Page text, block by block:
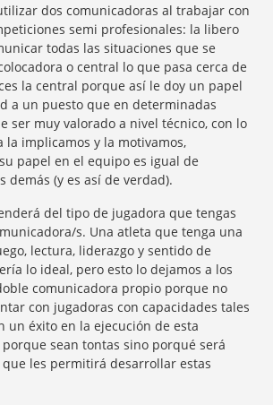
dos comunicadoras al trabajar con
semi profesionales: la libero
todas las situaciones que se
o central lo que pasa cerca de
la central porque así le doy un papel
a un puesto que en determinadas
ser muy valorado a nivel técnico, con lo
la implicamos y la motivamos,
papel en el equipo es igual de
demás (y es así de verdad).
del tipo de jugadora que tengas
s. Una atleta que tenga una
lectura, liderazgo y sentido de
lo ideal, pero esto lo dejamos a los
comunicadora propio porque no
con jugadoras con capacidades tales
un éxito en la ejecución de esta
sean tontas sino porqué será
les permitirá desarrollar estas